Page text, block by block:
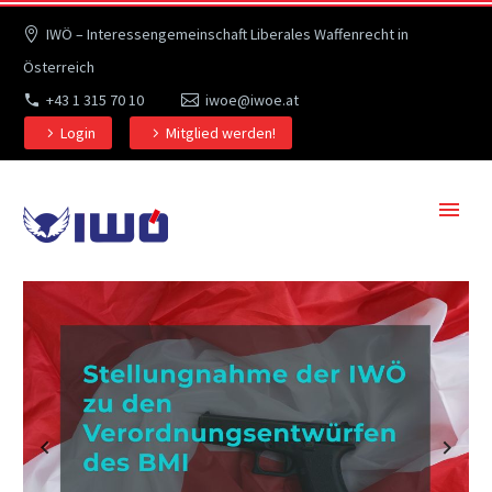
IWÖ – Interessengemeinschaft Liberales Waffenrecht in
Österreich
+43 1 315 70 10
iwoe@iwoe.at
Login
Mitglied werden!
Previous Next